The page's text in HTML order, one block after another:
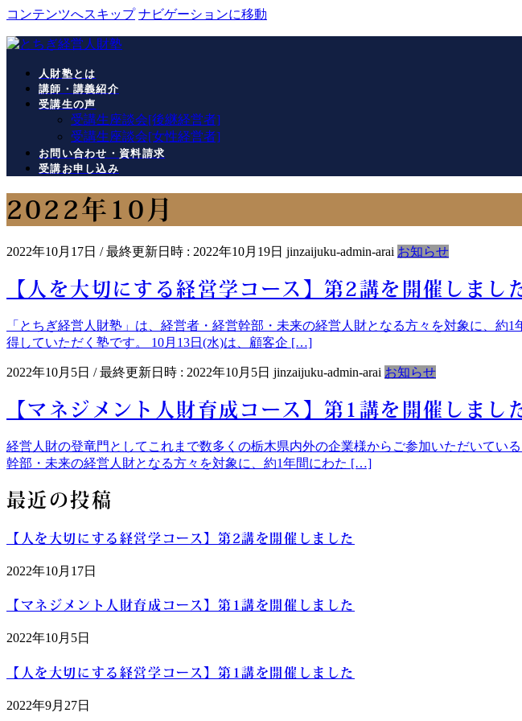
コンテンツへスキップ ナビゲーションに移動
人財塾とは
講師・講義紹介
受講生の声
受講生座談会[後継経営者]
受講生座談会[女性経営者]
お問い合わせ・資料請求
受講お申し込み
2022年10月
2022年10月17日 / 最終更新日時 : 2022年10月19日 jinzaijuku-admin-arai お知らせ
【人を大切にする経営学コース】第2講を開催しまし
「とちぎ経営人財塾」は、経営者・経営幹部・未来の経営人財となる方々を対象に、
得していただく塾です。 10月13日(水)は、顧客企 […]
2022年10月5日 / 最終更新日時 : 2022年10月5日 jinzaijuku-admin-arai お知らせ
【マネジメント人財育成コース】第1講を開催しまし
経営人財の登竜門としてこれまで数多くの栃木県内外の企業様からご参加いただいて
幹部・未来の経営人財となる方々を対象に、約1年間にわた […]
最近の投稿
【人を大切にする経営学コース】第2講を開催しました
2022年10月17日
【マネジメント人財育成コース】第1講を開催しました
2022年10月5日
【人を大切にする経営学コース】第1講を開催しました
2022年9月27日